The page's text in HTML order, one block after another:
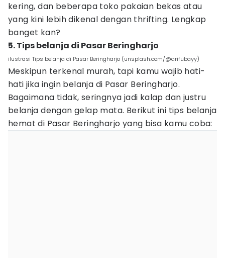
kering, dan beberapa toko pakaian bekas atau
yang kini lebih dikenal dengan thrifting. Lengkap
banget kan?
5. Tips belanja di Pasar Beringharjo
ilustrasi Tips belanja di Pasar Beringharjo (unsplash.com/@arifubayy)
Meskipun terkenal murah, tapi kamu wajib hati-
hati jika ingin belanja di Pasar Beringharjo.
Bagaimana tidak, seringnya jadi kalap dan justru
belanja dengan gelap mata. Berikut ini tips belanja
hemat di Pasar Beringharjo yang bisa kamu coba: